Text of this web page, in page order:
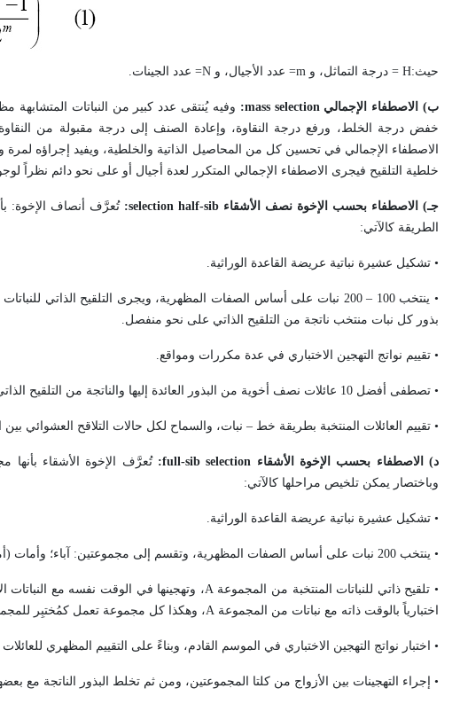
حيث:H = درجة التماثل، و m= عدد الأجيال، و N= عدد الجينات.
ب) الاصطفاء الإجماليmass selection
: وفيه يُنتقى عدد كبير من النباتات
خفض درجة الخلط، ورفع درجة النقاوة، وإعادة الصنف إلى درجة مقبولة من
الاصطفاء الإجمالي في تحسين كل من المحاصيل الذاتية والخلطية، ويفيد إجراؤه لمرة
خلطية التلقيح فيجرى الاصطفاء الإجمالي المتكرر لعدة أجيال أو على نحو دائم نظراً
جـ) الاصطفاء بحسب الإخوة نصف الأشقاءhalf-sib
selection
: تُعرَّف أنصاف الإخوة:
الطريقة كالآتي:
• تشكيل عشيرة نباتية عريضة القاعدة الوراثية.
• ينتخب 100 – 200 نبات على أساس الصفات المظهرية، ويجرى التلقيح الذاتي للنباتات المختارة، في الوقت ذاته تُلقح كأب مذكر مع صنف اختباري (مُختبِر
بذور كل نبات منتخب ناتجة من التلقيح الذاتي على نحو منفصل.
• تقييم نواتج التهجين الاختباري في عدة مكررات ومواقع.
• تصطفى أفضل 10 عائلات نصف أخوية من البذور العائدة إليها والناتجة من التلقيح الذاتي لأفضل 10 نباتات.
• تقييم العائلات المنتخبة بطريقة خط – نبات، والسماح لكل حالات التلاقح العشوائي بين
د) الاصطفاء بحسب الإخوة الأشقاء full-sib selection
: تُعرَّف الإخوة الأشقاء بأنها
وباختصار يمكن تلخيص مراحلها كالآتي:
• تشكيل عشيرة نباتية عريضة القاعدة الوراثية.
• ينتخب 200 نبات على أساس الصفات المظهرية، وتقسم إلى مجموعتين: آباء؛ وأمات (أمهات) (
• تلقيح ذاتي للنباتات المنتخبة من المجموعةA، وتهجينها في الوقت نفسه مع
اختبارياً بالوقت ذاته مع نباتات من المجموعة A، وهكذا كل مجموعة تعمل كمُختبِر
• اختبار نواتج التهجين الاختباري في الموسم القادم، وبناءً على التقييم المظهري للعائلات ينتقى أفضل 10
• إجراء التهجينات بين الأزواج من كلتا المجموعتين، ومن ثم تخلط البذور الناتجة مع